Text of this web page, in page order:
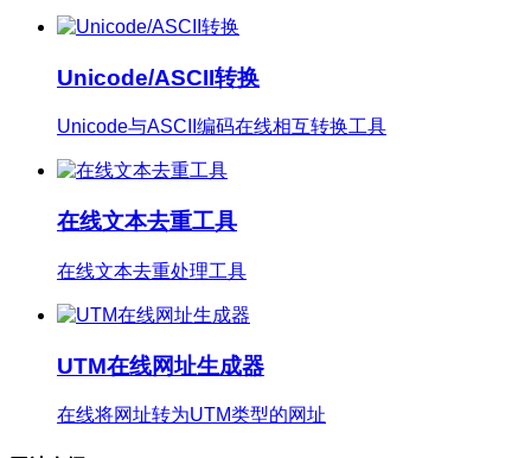
Unicode/ASCII转换
Unicode与ASCII编码在线相互转换工具
在线文本去重工具
在线文本去重处理工具
UTM在线网址生成器
在线将网址转为UTM类型的网址